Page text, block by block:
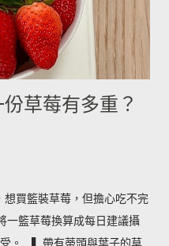
...
草莓有多重？
買籃裝草莓，但擔心吃不完
一籃草莓換算成每日建議攝
。 ​ ​ ▍帶有蒂頭與葉子的草